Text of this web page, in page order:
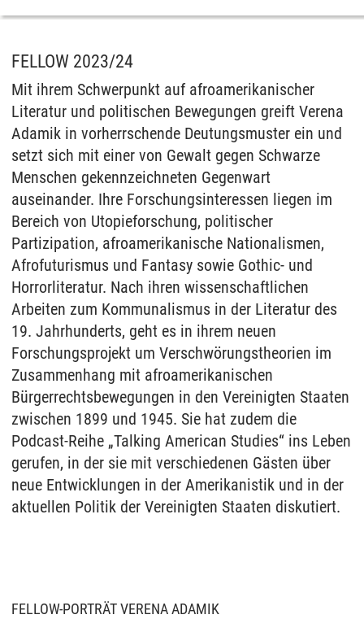
FELLOW 2023/24
Mit ihrem Schwerpunkt auf afroamerikanischer
Literatur und politischen Bewegungen greift Verena
Adamik in vorherrschende Deutungsmuster ein und
setzt sich mit einer von Gewalt gegen Schwarze
Menschen gekennzeichneten Gegenwart
auseinander. Ihre Forschungsinteressen liegen im
Bereich von Utopieforschung, politischer
Partizipation, afroamerikanische Nationalismen,
Afrofuturismus und Fantasy sowie Gothic- und
Horrorliteratur. Nach ihren wissenschaftlichen
Arbeiten zum Kommunalismus in der Literatur des
19. Jahrhunderts, geht es in ihrem neuen
Forschungsprojekt um Verschwörungstheorien im
Zusammenhang mit afroamerikanischen
Bürgerrechtsbewegungen in den Vereinigten Staaten
zwischen 1899 und 1945. Sie hat zudem die
Podcast-Reihe „Talking American Studies“ ins Leben
gerufen, in der sie mit verschiedenen Gästen über
neue Entwicklungen in der Amerikanistik und in der
aktuellen Politik der Vereinigten Staaten diskutiert.
FELLOW-PORTRÄT VERENA ADAMIK